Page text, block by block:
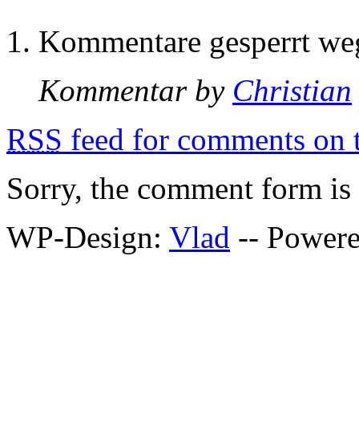
Kommentare gesperrt
Kommentar by Christian
RSS feed for comments on
Sorry, the comment form
WP-Design: Vlad --